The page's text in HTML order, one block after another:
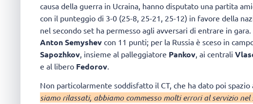
causa della guerra in Ucraina, hanno disputato una partita
con il punteggio di 3-0 (25-8, 25-21, 25-12) in favore della
nel secondo set ha permesso agli avversari di entrare in
Anton Semyshev con 11 punti; per la Russia è sceso in
Sapozhkov , insieme al palleggiatore Pankov , ai centrali
e al libero Fedorov
Non particolarmente soddisfatto il CT, che ha dato poi
siamo rilassati, abbiamo commesso molti errori al servizio nel